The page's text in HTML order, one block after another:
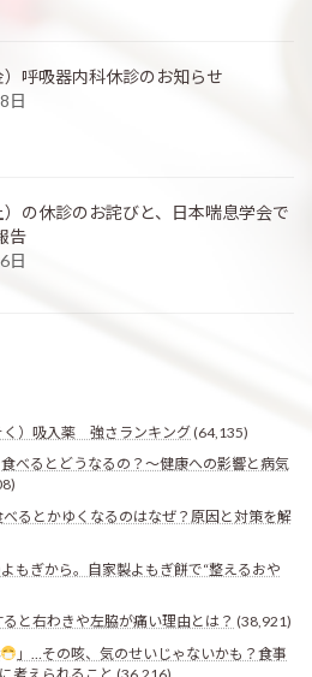
呼吸器内科休診のお知らせ
日
の休診のお詫びと、日本喘息学会で
告
日
く）吸入薬 強さランキング(64,135)
べるとどうなるの？〜健康への影響と病気
るとかゆくなるのはなぜ？原因と対策を解
もぎから。自家製よもぎ餅で“整えるおや
ると右わきや左脇が痛い理由とは？ (38,921)
」…その咳、気のせいじゃないかも？食事